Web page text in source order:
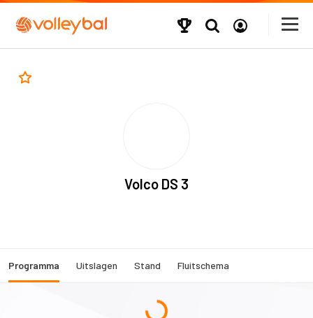
Volco DS 3
Programma Uitslagen Stand Fluitschema